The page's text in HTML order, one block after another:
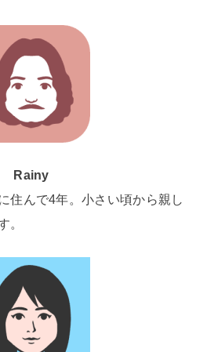
Rainy
住んで4年。小さい頃から親し
。